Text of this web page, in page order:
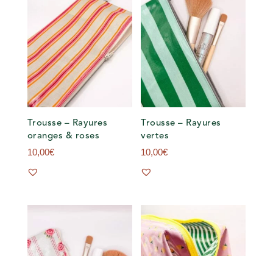
Trousse – Rayures
oranges & roses
10,00€
Trousse – Rayures
vertes
10,00€